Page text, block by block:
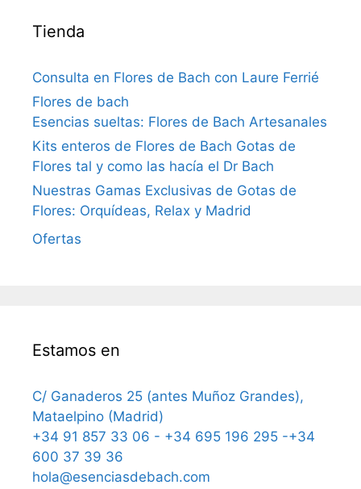
Tienda
Consulta en Flores de Bach con Laure Ferrié
Flores de bach
Esencias sueltas: Flores de Bach Artesanales
Kits enteros de Flores de Bach Gotas de
Flores tal y como las hacía el Dr Bach
Nuestras Gamas Exclusivas de Gotas de
Flores: Orquídeas, Relax y Madrid
Ofertas
Estamos en
C/ Ganaderos 25 (antes Muñoz Grandes),
Mataelpino (Madrid)
+34 91 857 33 06 - +34 695 196 295 -+34
600 37 39 36
hola@esenciasdebach.com